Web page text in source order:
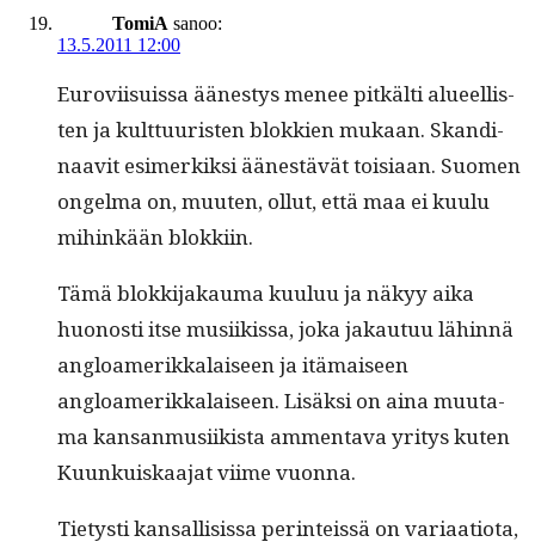
TomiA sanoo:
13.5.2011 12:00
Eurovi­isu­is­sa äänestys menee pitkälti alueel­lis­
ten ja kult­tuuris­ten blokkien mukaan. Skan­d­i­
naav­it esimerkik­si äänestävät toisi­aan. Suomen
ongel­ma on, muuten, ollut, että maa ei kuu­lu
mihinkään blokkiin.
Tämä blokki­jakau­ma kuu­luu ja näkyy aika
huonos­ti itse musi­ikissa, joka jakau­tuu lähin­nä
angloamerikkalaiseen ja itä­maiseen
angloamerikkalaiseen. Lisäk­si on aina muu­ta­
ma kansan­musi­ik­ista ammen­ta­va yri­tys kuten
Kuunkuiskaa­jat viime vuonna.
Tietysti kansal­li­sis­sa per­in­teis­sä on vari­aa­tio­ta,